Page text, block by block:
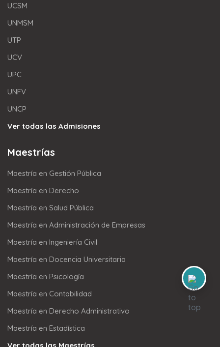
UCSM
UNMSM
UTP
UCV
UPC
UNFV
UNCP
Ver todas las Admisiones
Maestrías
Maestría en Gestión Pública
Maestría en Derecho
Maestría en Salud Pública
Maestría en Administración de Empresas
Maestría en Ingeniería Civil
Maestría en Docencia Universitaria
Maestría en Psicología
Maestría en Contabilidad
Maestría en Derecho Administrativo
Maestría en Estadística